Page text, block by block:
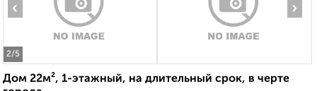
2/5
‹ ›
Дом 22м², 1-этажный, на длительный срок, в черте